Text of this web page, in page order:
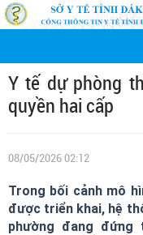
Y tế dự phòng
quyền hai cấp
08/05/2026 02:12
Trong bối cảnh mô
được triển khai, hệ
phường đang đứng